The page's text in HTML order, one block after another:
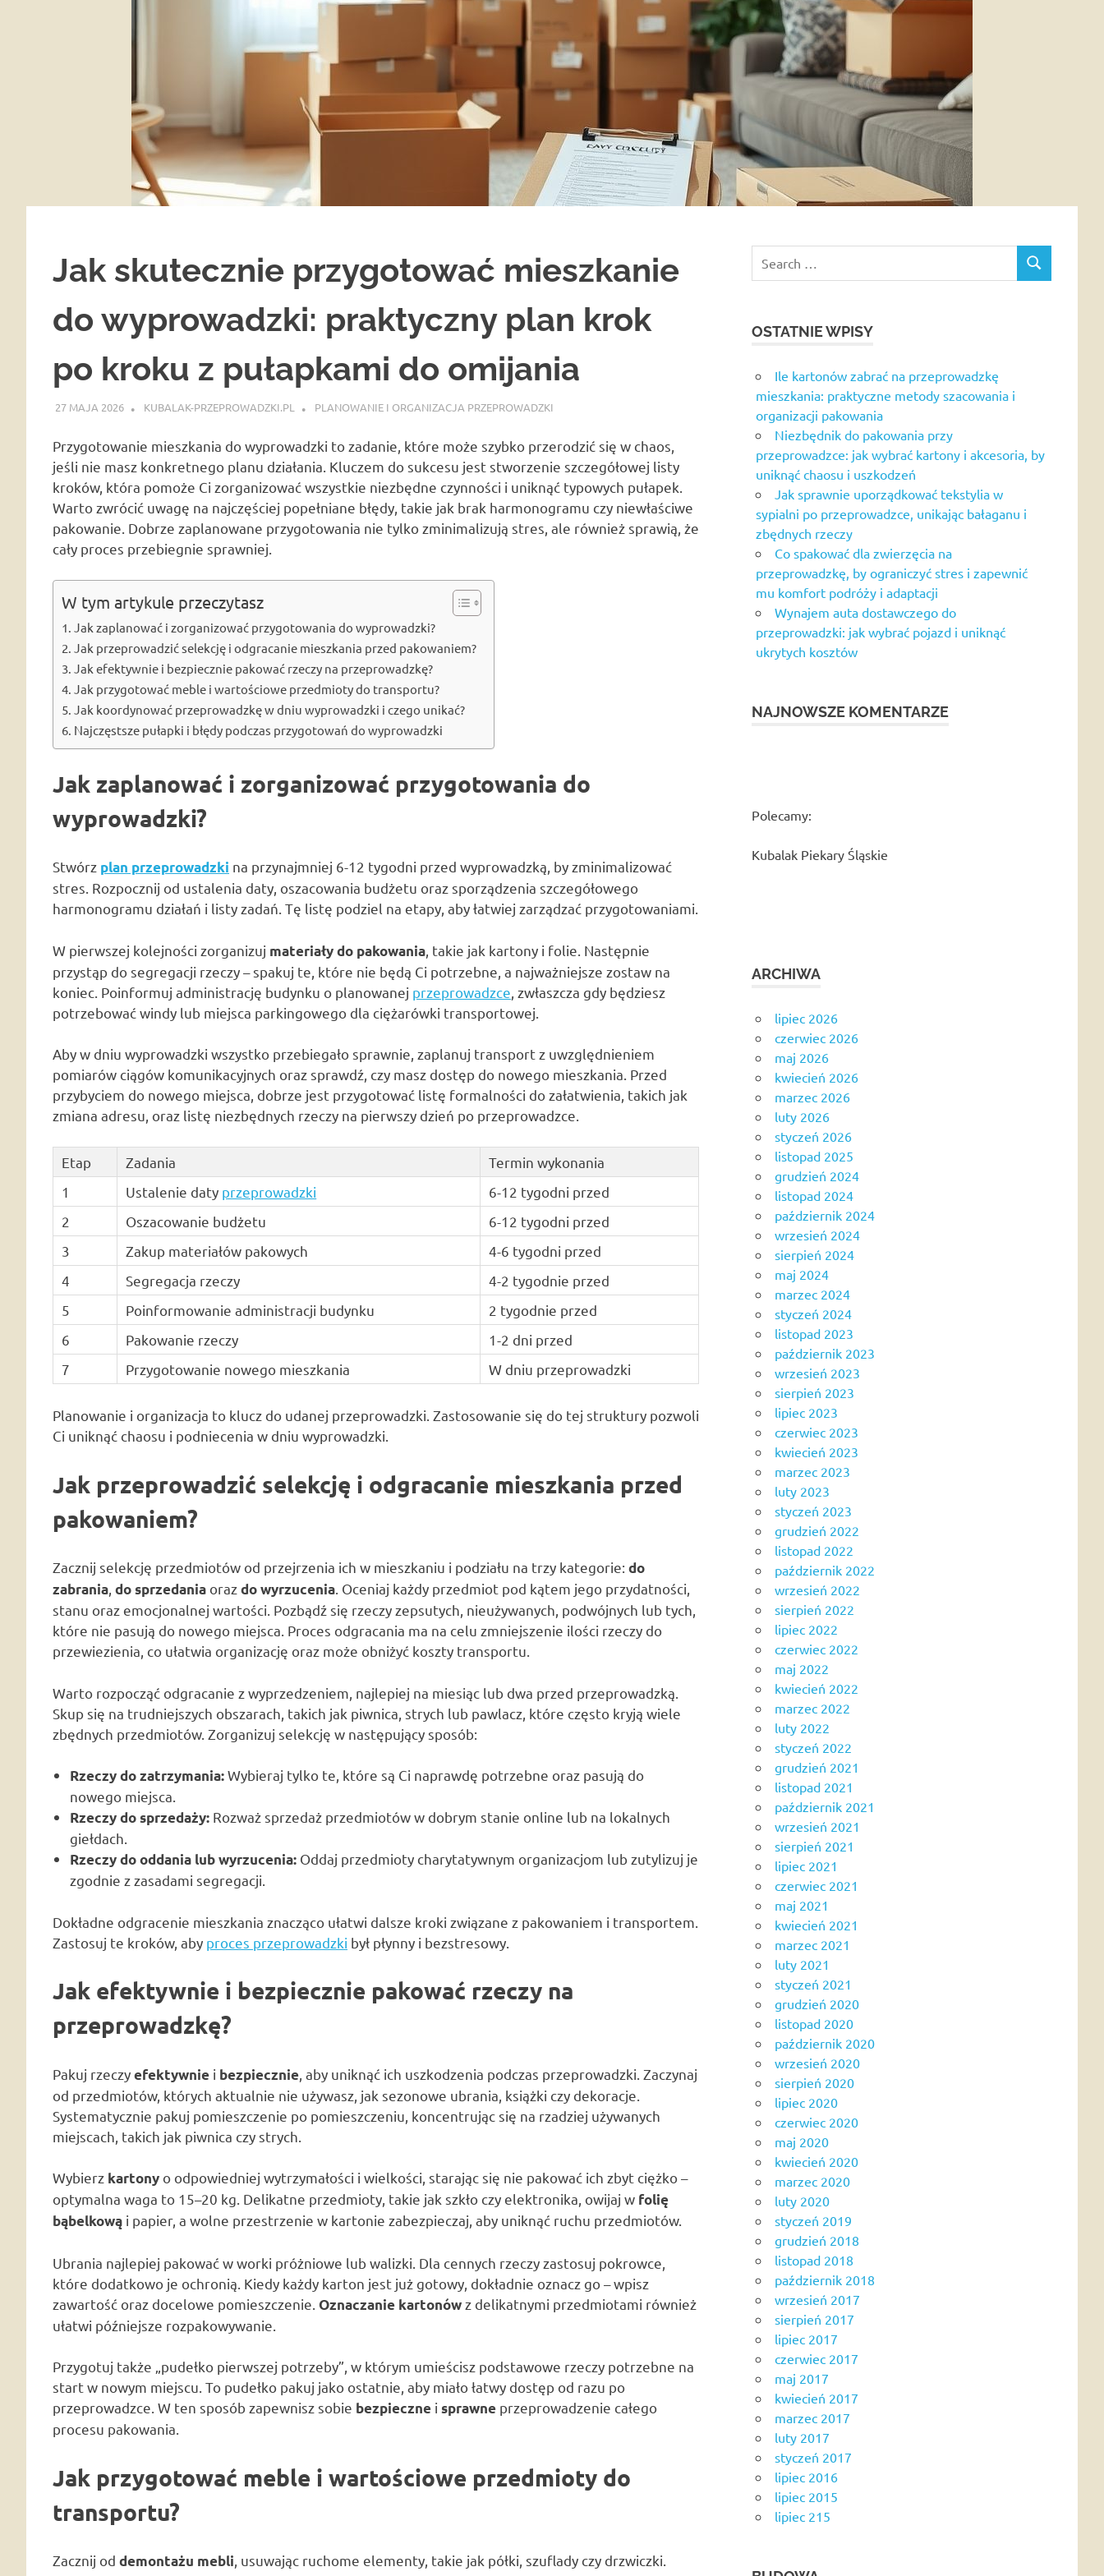
Jak skutecznie przygotować mieszkanie
do wyprowadzki: praktyczny plan krok
po kroku z pułapkami do omijania
27 MAJA 2026 KUBALAK-PRZEPROWADZKI.PL PLANOWANIE I ORGANIZACJA PRZEPROWADZKI
Przygotowanie mieszkania do wyprowadzki to zadanie, które może szybko przerodzić się w chaos,
jeśli nie masz konkretnego planu działania. Kluczem do sukcesu jest stworzenie szczegółowej listy
kroków, która pomoże Ci zorganizować wszystkie niezbędne czynności i uniknąć typowych pułapek.
Warto zwrócić uwagę na najczęściej popełniane błędy, takie jak brak harmonogramu czy niewłaściwe
pakowanie. Dobrze zaplanowane przygotowania nie tylko zminimalizują stres, ale również sprawią, że
cały proces przebiegnie sprawniej.
W tym artykule przeczytasz
Jak zaplanować i zorganizować przygotowania do wyprowadzki?
Jak przeprowadzić selekcję i odgracanie mieszkania przed pakowaniem?
Jak efektywnie i bezpiecznie pakować rzeczy na przeprowadzkę?
Jak przygotować meble i wartościowe przedmioty do transportu?
Jak koordynować przeprowadzkę w dniu wyprowadzki i czego unikać?
Najczęstsze pułapki i błędy podczas przygotowań do wyprowadzki
Jak zaplanować i zorganizować przygotowania do
wyprowadzki?
Stwórz plan przeprowadzki na przynajmniej 6-12 tygodni przed wyprowadzką, by zminimalizować
stres. Rozpocznij od ustalenia daty, oszacowania budżetu oraz sporządzenia szczegółowego
harmonogramu działań i listy zadań. Tę listę podziel na etapy, aby łatwiej zarządzać przygotowaniami.
W pierwszej kolejności zorganizuj materiały do pakowania , takie jak kartony i folie. Następnie
przystąp do segregacji rzeczy – spakuj te, które nie będą Ci potrzebne, a najważniejsze zostaw na
koniec. Poinformuj administrację budynku o planowanej przeprowadzce , zwłaszcza gdy będziesz
potrzebować windy lub miejsca parkingowego dla ciężarówki transportowej.
Aby w dniu wyprowadzki wszystko przebiegało sprawnie, zaplanuj transport z uwzględnieniem
pomiarów ciągów komunikacyjnych oraz sprawdź, czy masz dostęp do nowego mieszkania. Przed
przybyciem do nowego miejsca, dobrze jest przygotować listę formalności do załatwienia, takich jak
zmiana adresu, oraz listę niezbędnych rzeczy na pierwszy dzień po przeprowadzce.
Etap Zadania
Termin wykonania
1
Ustalenie daty przeprowadzki
6-12 tygodni przed
2
Oszacowanie budżetu
6-12 tygodni przed
3
Zakup materiałów pakowych
4-6 tygodni przed
4
Segregacja rzeczy
4-2 tygodnie przed
5
Poinformowanie administracji budynku
2 tygodnie przed
6
Pakowanie rzeczy
1-2 dni przed
7
Przygotowanie nowego mieszkania W dniu przeprowadzki
Planowanie i organizacja to klucz do udanej przeprowadzki. Zastosowanie się do tej struktury pozwoli
Ci uniknąć chaosu i podniecenia w dniu wyprowadzki.
Jak przeprowadzić selekcję i odgracanie mieszkania przed
pakowaniem?
Zacznij selekcję przedmiotów od przejrzenia ich w mieszkaniu i podziału na trzy kategorie: do
zabrania, do sprzedania orazdo wyrzucenia. Oceniaj każdy przedmiot pod kątem jego przydatności,
stanu oraz emocjonalnej wartości. Pozbądź się rzeczy zepsutych, nieużywanych, podwójnych lub tych,
które nie pasują do nowego miejsca. Proces odgracania ma na celu zmniejszenie ilości rzeczy do
przewiezienia, co ułatwia organizację oraz może obniżyć koszty transportu.
Warto rozpocząć odgracanie z wyprzedzeniem, najlepiej na miesiąc lub dwa przed przeprowadzką.
Skup się na trudniejszych obszarach, takich jak piwnica, strych lub pawlacz, które często kryją wiele
zbędnych przedmiotów. Zorganizuj selekcję w następujący sposób:
Rzeczy do zatrzymania:Wybieraj tylko te, które są Ci naprawdę potrzebne oraz pasują do
nowego miejsca.
Rzeczy do sprzedaży: Rozważ sprzedaż przedmiotów w dobrym stanie online lub na lokalnych
giełdach.
Rzeczy do oddania lub wyrzucenia: Oddaj przedmioty charytatywnym organizacjom lub zutylizuj je
zgodnie z zasadami segregacji.
Dokładne odgracenie mieszkania znacząco ułatwi dalsze kroki związane z pakowaniem i transportem.
Zastosuj te kroków, aby proces przeprowadzki był płynny i bezstresowy.
Jak efektywnie i bezpiecznie pakować rzeczy na
przeprowadzkę?
Pakuj rzeczyefektywnie i bezpiecznie , aby uniknąć ich uszkodzenia podczas przeprowadzki. Zaczynaj
od przedmiotów, których aktualnie nie używasz, jak sezonowe ubrania, książki czy dekoracje.
Systematycznie pakuj pomieszczenie po pomieszczeniu, koncentrując się na rzadziej używanych
miejscach, takich jak piwnica czy strych.
Wybierz kartony o odpowiedniej wytrzymałości i wielkości, starając się nie pakować ich zbyt ciężko –
optymalna waga to 15–20 kg. Delikatne przedmioty, takie jak szkło czy elektronika, owijaj w folię
bąbelkową i papier, a wolne przestrzenie w kartonie zabezpieczaj, aby uniknąć ruchu przedmiotów.
Ubrania najlepiej pakować w worki próżniowe lub walizki. Dla cennych rzeczy zastosuj pokrowce,
które dodatkowo je ochronią. Kiedy każdy karton jest już gotowy, dokładnie oznacz go – wpisz
zawartość oraz docelowe pomieszczenie. Oznaczanie kartonówz delikatnymi przedmiotami również
ułatwi późniejsze rozpakowywanie.
Przygotuj także „pudełko pierwszej potrzeby”, w którym umieścisz podstawowe rzeczy potrzebne na
start w nowym miejscu. To pudełko pakuj jako ostatnie, aby miało łatwy dostęp od razu po
przeprowadzce. W ten sposób zapewnisz sobie bezpieczne i sprawne przeprowadzenie całego
procesu pakowania.
Jak przygotować meble i wartościowe przedmioty do
transportu?
Zacznij od demontażu mebli, usuwając ruchome elementy, takie jak półki, szuflady czy drzwiczki.
SEARCH
OSTATNIE WPISY
Ile kartonów zabrać na przeprowadzkę
mieszkania: praktyczne metody szacowania i
organizacji pakowania
Niezbędnik do pakowania przy
przeprowadzce: jak wybrać kartony i akcesoria, by
uniknąć chaosu i uszkodzeń
Jak sprawnie uporządkować tekstylia w
sypialni po przeprowadzce, unikając bałaganu i
zbędnych rzeczy
Co spakować dla zwierzęcia na
przeprowadzkę, by ograniczyć stres i zapewnić
mu komfort podróży i adaptacji
Wynajem auta dostawczego do
przeprowadzki: jak wybrać pojazd i uniknąć
ukrytych kosztów
NAJNOWSZE KOMENTARZE
Polecamy:
Kubalak Piekary Śląskie
ARCHIWA
lipiec 2026
czerwiec 2026
maj 2026
kwiecień 2026
marzec 2026
luty 2026
styczeń 2026
listopad 2025
grudzień 2024
listopad 2024
październik 2024
wrzesień 2024
sierpień 2024
maj 2024
marzec 2024
styczeń 2024
listopad 2023
październik 2023
wrzesień 2023
sierpień 2023
lipiec 2023
czerwiec 2023
kwiecień 2023
marzec 2023
luty 2023
styczeń 2023
grudzień 2022
listopad 2022
październik 2022
wrzesień 2022
sierpień 2022
lipiec 2022
czerwiec 2022
maj 2022
kwiecień 2022
marzec 2022
luty 2022
styczeń 2022
grudzień 2021
listopad 2021
październik 2021
wrzesień 2021
sierpień 2021
lipiec 2021
czerwiec 2021
maj 2021
kwiecień 2021
marzec 2021
luty 2021
styczeń 2021
grudzień 2020
listopad 2020
październik 2020
wrzesień 2020
sierpień 2020
lipiec 2020
czerwiec 2020
maj 2020
kwiecień 2020
marzec 2020
luty 2020
styczeń 2019
grudzień 2018
listopad 2018
październik 2018
wrzesień 2017
sierpień 2017
lipiec 2017
czerwiec 2017
maj 2017
kwiecień 2017
marzec 2017
luty 2017
styczeń 2017
lipiec 2016
lipiec 2015
lipiec 215